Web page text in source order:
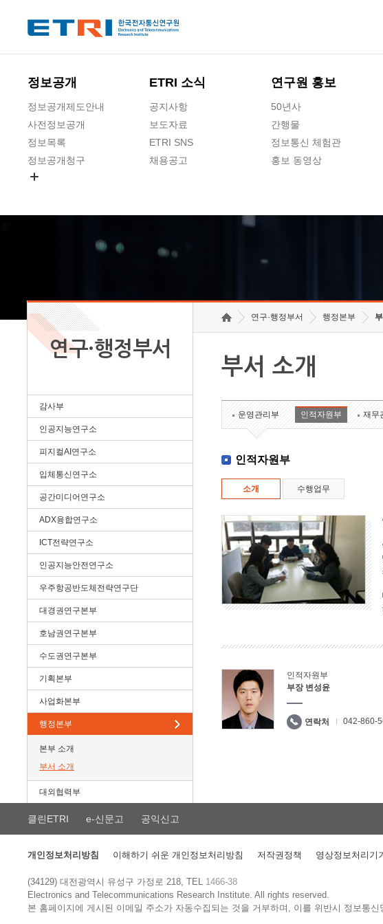
정보공개
정보공개제도안내
사전정보공개
정보목록
정보공개청구
ETRI 소식
공지사항
보도자료
ETRI SNS
채용공고
연구원 홍보
50년사
간행물
정보통신 체험관
홍보 동영상
연구·행정부서
감사부
인공지능연구소
피지컬AI연구소
입체통신연구소
공간미디어연구소
ADX융합연구소
ICT전략연구소
인공지능안전연구소
우주항공반도체전략연구단
대경권연구본부
호남권연구본부
수도권연구본부
기획본부
사업화본부
행정본부
본부 소개
부서 소개
대외협력부
연구·행정부서 행정본부
부서 소개
운영관리부 인적자원부 재무
인적자원부
소개 수행업무
인적자원부
부장 변성윤
연락처 042-860-
클린ETRI e-신문고 공익신고
개인정보처리방침 이해하기 쉬운 개인정보처리방침 저작권정책 영상정보처리기
(34129) 대전광역시 유성구 가정로 218, TEL 1466-38
Electronics and Telecommunications Research Institute.All rights reserved.
본 홈페이지에 게시된 이메일 주소가 자동수집되는 것을 거부하며, 이를 위반시 정보통